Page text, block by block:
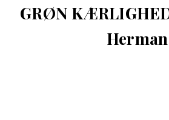
GRØN
Herman